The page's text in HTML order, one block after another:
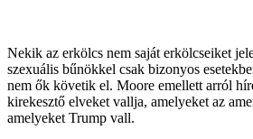
Nekik az erkölcs nem saját erkölcseiket
szexuális bűnökkel csak bizonyos
nem ők követik el. Moore emellett arról
kirekesztő elveket vallja, amelyeket az
amelyeket Trump vall.